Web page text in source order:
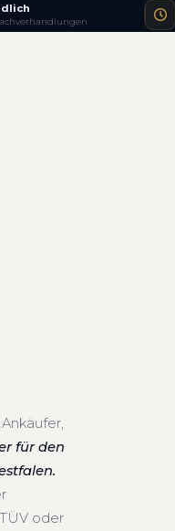
für den
oder